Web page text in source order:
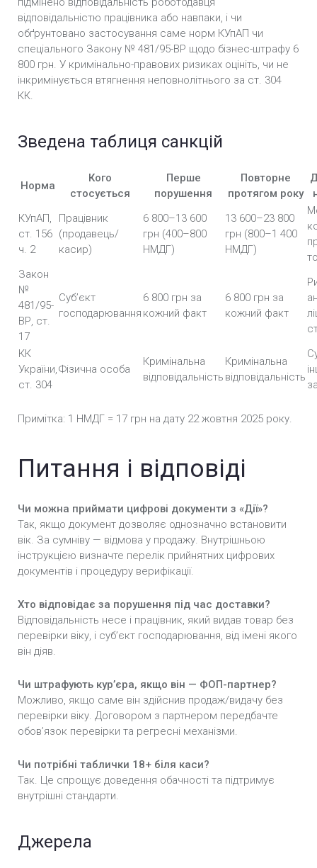
відповідальністю працівника або навпаки, і чи
обґрунтовано застосування саме норм КУпАП чи
спеціального Закону № 481/95-ВР щодо бізнес-штрафу 6
800 грн. У кримінально-правових ризиках оцініть, чи не
інкримінується втягнення неповнолітнього за ст. 304
КК.
Зведена таблиця санкцій
Норма
Кого
стосується
Перше
порушення
Повторне
протягом року
КУпАП,
ст. 156
ч. 2
Працівник
(продавець/
касир)
6 800–13 600
грн (400–800
НМДГ)
13 600–23 800
грн (800–1 400
НМДГ)
Закон
№
481/95-
ВР, ст.
17
Суб’єкт
господарювання
6 800 грн за
кожний факт
6 800 грн за
кожний факт
КК
України,
ст. 304
Фізична особа
Кримінальна
відповідальність
Кримінальна
відповідальність
Примітка: 1 НМДГ = 17 грн на дату 22 жовтня 2025 року.
Питання і відповіді
Чи можна приймати цифрові документи з «Дії»?
Так, якщо документ дозволяє однозначно встановити
вік. За сумніву — відмова у продажу. Внутрішньою
інструкцією визначте перелік прийнятних цифрових
документів і процедуру верифікації.
Хто відповідає за порушення під час доставки?
Відповідальність несе і працівник, який видав товар без
перевірки віку, і суб’єкт господарювання, від імені якого
він діяв.
Чи штрафують кур’єра, якщо він — ФОП-партнер?
Можливо, якщо саме він здійснив продаж/видачу без
перевірки віку. Договором з партнером передбачте
обов’язок перевірки та регресні механізми.
Чи потрібні таблички 18+ біля каси?
Так. Це спрощує доведення обачності та підтримує
внутрішні стандарти.
Джерела